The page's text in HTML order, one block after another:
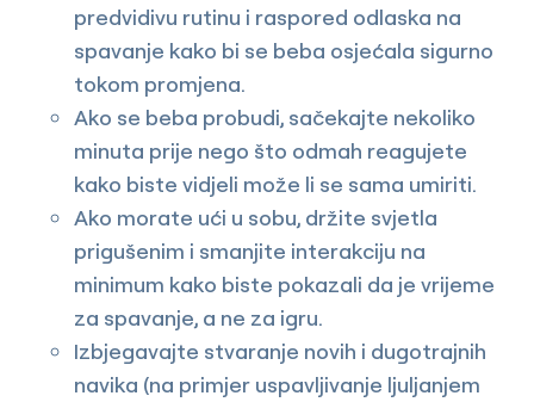
predvidivu rutinu i raspored odlaska na
spavanje kako bi se beba osjećala sigurno
tokom promjena.
Ako se beba probudi, sačekajte nekoliko
minuta prije nego što odmah reagujete
kako biste vidjeli može li se sama umiriti.
Ako morate ući u sobu, držite svjetla
prigušenim i smanjite interakciju na
minimum kako biste pokazali da je vrijeme
za spavanje, a ne za igru.
Izbjegavajte stvaranje novih i dugotrajnih
navika (na primjer uspavljivanje ljuljanjem